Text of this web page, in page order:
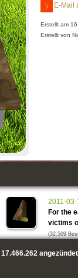
E-Mail
Erstellt am
Erstellt von
2011-03-
For the
victims
(32.509
17.466.262